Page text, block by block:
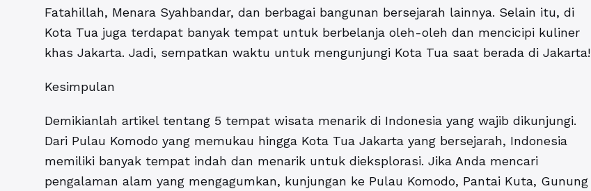
Fatahillah, Menara Syahbandar, dan berbagai bangunan bersejarah lainnya. Selain itu, di
Kota Tua juga terdapat banyak tempat untuk berbelanja oleh-oleh dan mencicipi kuliner
khas Jakarta. Jadi, sempatkan waktu untuk mengunjungi Kota Tua saat berada di Jakarta!
Kesimpulan
Demikianlah artikel tentang 5 tempat wisata menarik di Indonesia yang wajib dikunjungi.
Dari Pulau Komodo yang memukau hingga Kota Tua Jakarta yang bersejarah, Indonesia
memiliki banyak tempat indah dan menarik untuk dieksplorasi. Jika Anda mencari
pengalaman alam yang mengagumkan, kunjungan ke Pulau Komodo, Pantai Kuta, Gunung